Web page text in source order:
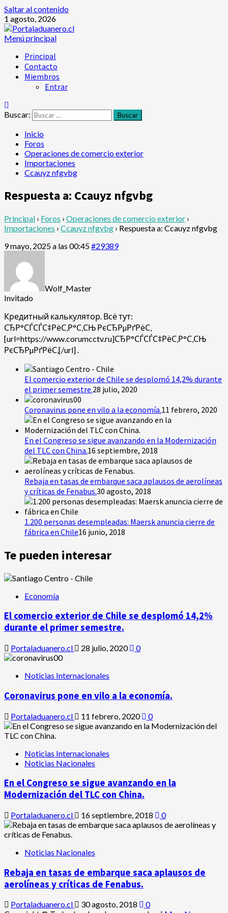
Saltar al contenido
1 agosto, 2026
Menú principal
Principal
Contacto
Miembros
Entrar
Buscar:
Inicio
Foros
Operaciones de comercio exterior
Importaciones
Ccauyz nfgvbg
Respuesta a: Ccauyz nfgvbg
Principal › Foros › Operaciones de comercio exterior ›
Importaciones › Ccauyz nfgvbg › Respuesta a: Ccauyz nfgvbg
9 mayo, 2025 a las 00:45#29389
Wolf_Master
Invitado
Кредитный калькулятор. Всё тут:
СЂР°СЃСЃС‡РёС‚Р°С‚СЊ РєСЂРµРґРёС‚
[url=https://www.corumcctv.ru]СЂР°СЃСЃС‡РёС‚Р°С‚СЊ
РєСЂРµРґРёС‚[/url] .
El comercio exterior de Chile se desplomó 14,2% durante
el primer semestre.28 julio, 2020
Coronavirus pone en vilo a la economía.11 febrero, 2020
En el Congreso se sigue avanzando en la Modernización
del TLC con China.16 septiembre, 2018
Rebaja en tasas de embarque saca aplausos de aerolíneas
y críticas de Fenabus.30 agosto, 2018
1.200 personas desempleadas: Maersk anuncia cierre de
fábrica en Chile16 junio, 2018
Te pueden interesar
Economía
El comercio exterior de Chile se desplomó 14,2%
durante el primer semestre.
Portaladuanero.cl 28 julio, 2020 0
Noticias Internacionales
Coronavirus pone en vilo a la economía.
Portaladuanero.cl 11 febrero, 2020 0
Noticias Internacionales
Noticias Nacionales
En el Congreso se sigue avanzando en la
Modernización del TLC con China.
Portaladuanero.cl 16 septiembre, 2018 0
Noticias Nacionales
Rebaja en tasas de embarque saca aplausos de
aerolíneas y críticas de Fenabus.
Portaladuanero.cl 30 agosto, 2018
0